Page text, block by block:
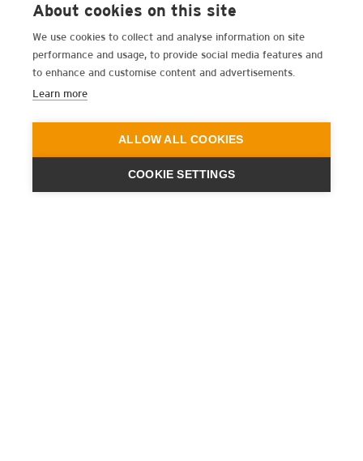
About cookies on this site
We use cookies to collect and analyse information on site
performance and usage, to provide social media features and
to enhance and customise content and advertisements.
Learn more
ALLOW ALL COOKIES
COOKIE SETTINGS